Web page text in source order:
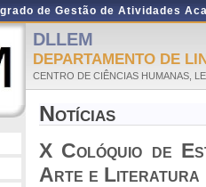
de Gestão de Atividades
DLLEM
DEPARTAMENTO DE
CENTRO DE CIÊNCIAS HUMANAS,
Notícias
X Colóquio de
Arte e Literatura